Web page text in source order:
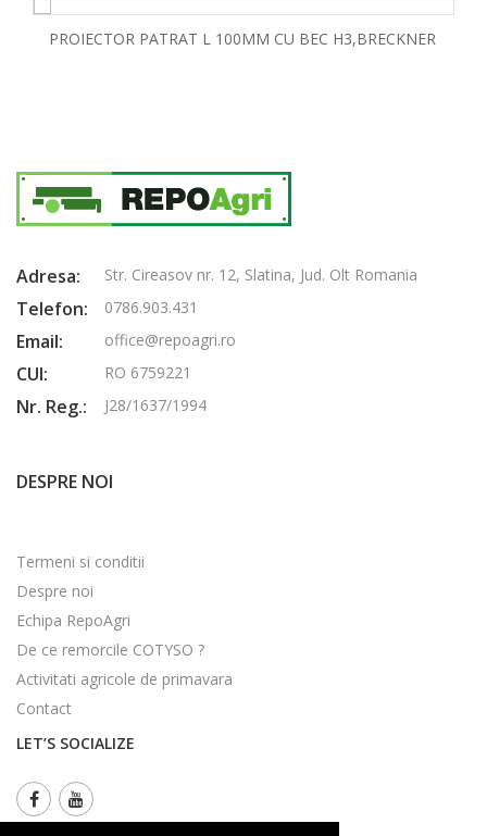
PROIECTOR PATRAT L 100MM CU BEC H3,BRECKNER
Adresa: Str. Cireasov nr. 12, Slatina, Jud. Olt Romania
Telefon: 0786.903.431
Email: office@repoagri.ro
CUI: RO 6759221
Nr. Reg.: J28/1637/1994
DESPRE NOI
Termeni si conditii
Despre noi
Echipa RepoAgri
De ce remorcile COTYSO ?
Activitati agricole de primavara
Contact
LET’S SOCIALIZE